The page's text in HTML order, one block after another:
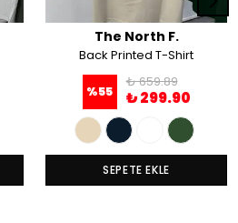
The North F.
Back Printed T-Shirt
%55
₺ 659.89
₺ 299.90
SEPETE EKLE